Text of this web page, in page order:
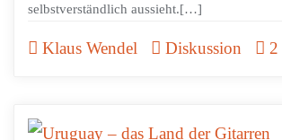
selbstverständlich aussieht.[…]
Klaus Wendel Diskussion 2